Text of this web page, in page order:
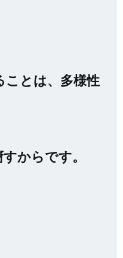
とは、 多様性
からです。